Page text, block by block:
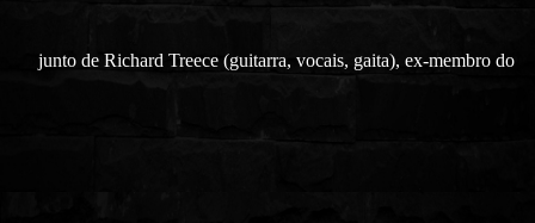
junto de Richard Treece (guitarra, vocais, gaita), ex-membro do